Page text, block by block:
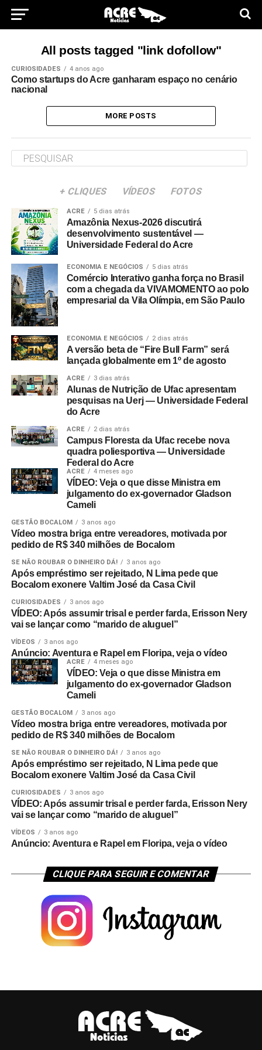
All posts tagged "link dofollow"
CURIOSIDADES 4 anos ago
Como startups do Acre ganharam espaço no cenário
nacional
MORE POSTS
+ CLIQUES VÍDEOS FOTOS
ACRE 5 dias atrás
Amazônia Nexus-2026 discutirá
desenvolvimento sustentável —
Universidade Federal do Acre
ECONOMIA E NEGÓCIOS 5 dias atrás
Comércio Interativo ganha força no Brasil
com a chegada da VIVAMOMENTO ao polo
empresarial da Vila Olímpia, em São Paulo
ECONOMIA E NEGÓCIOS 2 dias atrás
A versão beta de “Fire Bull Farm” será
lançada globalmente em 1º de agosto
ACRE 3 dias atrás
Alunas de Nutrição de Ufac apresentam
pesquisas na Uerj — Universidade Federal
do Acre
ACRE 2 dias atrás
Campus Floresta da Ufac recebe nova
quadra poliesportiva — Universidade
Federal do Acre
ACRE 4 meses ago
VÍDEO: Veja o que disse Ministra em
julgamento do ex-governador Gladson
Cameli
GESTÃO BOCALOM 3 anos ago
Vídeo mostra briga entre vereadores, motivada por
pedido de R$ 340 milhões de Bocalom
SE NÃO ROUBAR O DINHEIRO DÁ! 3 anos ago
Após empréstimo ser rejeitado, N Lima pede que
Bocalom exonere Valtim José da Casa Civil
CURIOSIDADES 3 anos ago
VÍDEO: Após assumir trisal e perder farda, Erisson Nery
vai se lançar como “marido de aluguel”
VÍDEOS 3 anos ago
Anúncio: Aventura e Rapel em Floripa, veja o vídeo
ACRE 4 meses ago
VÍDEO: Veja o que disse Ministra em
julgamento do ex-governador Gladson
Cameli
GESTÃO BOCALOM 3 anos ago
Vídeo mostra briga entre vereadores, motivada por
pedido de R$ 340 milhões de Bocalom
SE NÃO ROUBAR O DINHEIRO DÁ! 3 anos ago
Após empréstimo ser rejeitado, N Lima pede que
Bocalom exonere Valtim José da Casa Civil
CURIOSIDADES 3 anos ago
VÍDEO: Após assumir trisal e perder farda, Erisson Nery
vai se lançar como “marido de aluguel”
VÍDEOS 3 anos ago
Anúncio: Aventura e Rapel em Floripa, veja o vídeo
CLIQUE PARA SEGUIR E COMENTAR